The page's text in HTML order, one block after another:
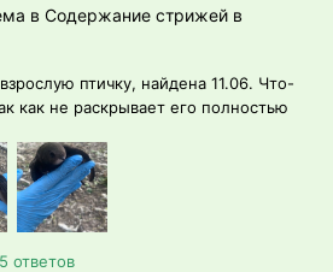
в Содержание стрижей в
птичку, найдена 11.06. Что-
как не раскрывает его полностью
сидит на мраморных тараканах и
стабильно. Птичку жалко и хочется
5 ответов